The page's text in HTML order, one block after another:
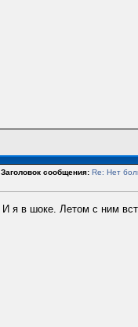
Заголовок сообщения: Re: Нет
И я в шоке. Летом с ним